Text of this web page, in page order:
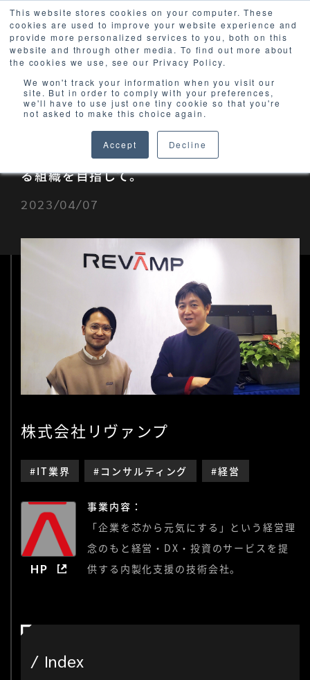
This website stores cookies on your computer. These
cookies are used to improve your website experience and
provide more personalized services to you, both on this
website and through other media. To find out more about
the cookies we use, see our Privacy Policy.
We won't track your information when you visit our
site. But in order to comply with your preferences,
we'll have to use just one tiny cookie so that you're
not asked to make this choice again.
Accept Decline
継続的な訓練で一人一人が適切な対応を取れ
る組織を目指して。
2023/04/07
株式会社リヴァンプ
#IT業界 #コンサルティング #経営
HP
事業内容：
「企業を芯から元気にする」という経営理
念のもと経営・DX・投資のサービスを提
供する内製化支援の技術会社。
Index